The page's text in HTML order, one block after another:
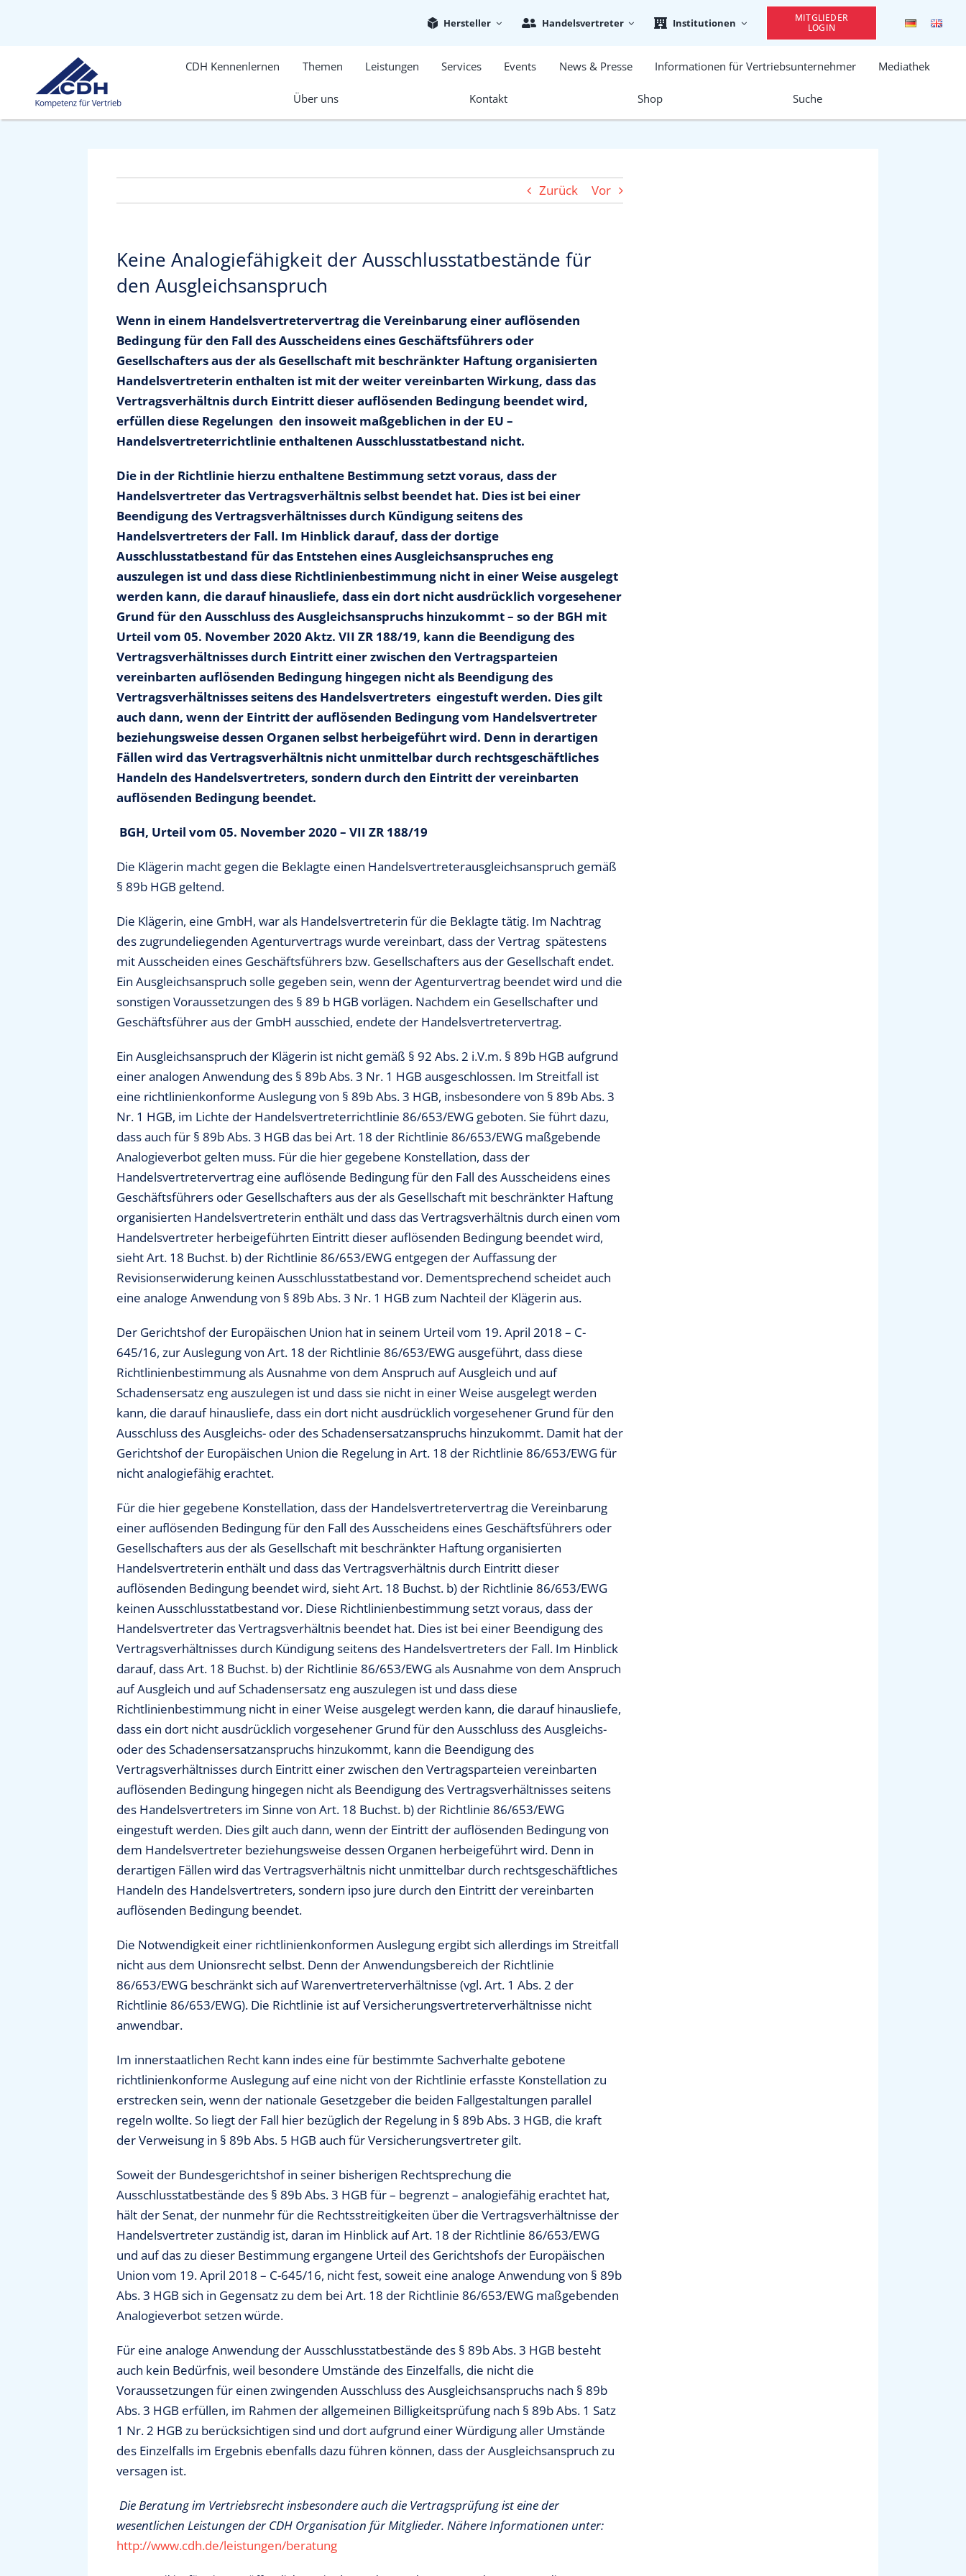
Hersteller Handelsvertreter Institutionen
MITGLIEDER
LOGIN
CDH Kennenlernen Themen Leistungen Services Events News & Presse Informationen für Vertriebsunternehmer Mediathek
Über uns Kontakt Shop Suche
Zurück Vor
Keine Analogiefähigkeit der Ausschlusstatbestände für
den Ausgleichsanspruch
Wenn in einem Handelsvertretervertrag die Vereinbarung einer auflösenden
Bedingung für den Fall des Ausscheidens eines Geschäftsführers oder
Gesellschafters aus der als Gesellschaft mit beschränkter Haftung organisierten
Handelsvertreterin enthalten ist mit der weiter vereinbarten Wirkung, dass das
Vertragsverhältnis durch Eintritt dieser auflösenden Bedingung beendet wird,
erfüllen diese Regelungen den insoweit maßgeblichen in der EU –
Handelsvertreterrichtlinie enthaltenen Ausschlusstatbestand nicht.
Die in der Richtlinie hierzu enthaltene Bestimmung setzt voraus, dass der
Handelsvertreter das Vertragsverhältnis selbst beendet hat. Dies ist bei einer
Beendigung des Vertragsverhältnisses durch Kündigung seitens des
Handelsvertreters der Fall. Im Hinblick darauf, dass der dortige
Ausschlusstatbestand für das Entstehen eines Ausgleichsanspruches eng
auszulegen ist und dass diese Richtlinienbestimmung nicht in einer Weise ausgelegt
werden kann, die darauf hinausliefe, dass ein dort nicht ausdrücklich vorgesehener
Grund für den Ausschluss des Ausgleichsanspruchs hinzukommt – so der BGH mit
Urteil vom 05. November 2020 Aktz. VII ZR 188/19, kann die Beendigung des
Vertragsverhältnisses durch Eintritt einer zwischen den Vertragsparteien
vereinbarten auflösenden Bedingung hingegen nicht als Beendigung des
Vertragsverhältnisses seitens des Handelsvertreters eingestuft werden. Dies gilt
auch dann, wenn der Eintritt der auflösenden Bedingung vom Handelsvertreter
beziehungsweise dessen Organen selbst herbeigeführt wird. Denn in derartigen
Fällen wird das Vertragsverhältnis nicht unmittelbar durch rechtsgeschäftliches
Handeln des Handelsvertreters, sondern durch den Eintritt der vereinbarten
auflösenden Bedingung beendet.
BGH, Urteil vom 05. November 2020 – VII ZR 188/19
Die Klägerin macht gegen die Beklagte einen Handelsvertreterausgleichsanspruch gemäß
§ 89b HGB geltend.
Die Klägerin, eine GmbH, war als Handelsvertreterin für die Beklagte tätig. Im Nachtrag
des zugrundeliegenden Agenturvertrags wurde vereinbart, dass der Vertrag spätestens
mit Ausscheiden eines Geschäftsführers bzw. Gesellschafters aus der Gesellschaft endet.
Ein Ausgleichsanspruch solle gegeben sein, wenn der Agenturvertrag beendet wird und die
sonstigen Voraussetzungen des § 89 b HGB vorlägen. Nachdem ein Gesellschafter und
Geschäftsführer aus der GmbH ausschied, endete der Handelsvertretervertrag.
Ein Ausgleichsanspruch der Klägerin ist nicht gemäß § 92 Abs. 2 i.V.m. § 89b HGB aufgrund
einer analogen Anwendung des § 89b Abs. 3 Nr. 1 HGB ausgeschlossen. Im Streitfall ist
eine richtlinienkonforme Auslegung von § 89b Abs. 3 HGB, insbesondere von § 89b Abs. 3
Nr. 1 HGB, im Lichte der Handelsvertreterrichtlinie 86/653/EWG geboten. Sie führt dazu,
dass auch für § 89b Abs. 3 HGB das bei Art. 18 der Richtlinie 86/653/EWG maßgebende
Analogieverbot gelten muss. Für die hier gegebene Konstellation, dass der
Handelsvertretervertrag eine auflösende Bedingung für den Fall des Ausscheidens eines
Geschäftsführers oder Gesellschafters aus der als Gesellschaft mit beschränkter Haftung
organisierten Handelsvertreterin enthält und dass das Vertragsverhältnis durch einen vom
Handelsvertreter herbeigeführten Eintritt dieser auflösenden Bedingung beendet wird,
sieht Art. 18 Buchst. b) der Richtlinie 86/653/EWG entgegen der Auffassung der
Revisionserwiderung keinen Ausschlusstatbestand vor. Dementsprechend scheidet auch
eine analoge Anwendung von § 89b Abs. 3 Nr. 1 HGB zum Nachteil der Klägerin aus.
Der Gerichtshof der Europäischen Union hat in seinem Urteil vom 19. April 2018 – C-
645/16, zur Auslegung von Art. 18 der Richtlinie 86/653/EWG ausgeführt, dass diese
Richtlinienbestimmung als Ausnahme von dem Anspruch auf Ausgleich und auf
Schadensersatz eng auszulegen ist und dass sie nicht in einer Weise ausgelegt werden
kann, die darauf hinausliefe, dass ein dort nicht ausdrücklich vorgesehener Grund für den
Ausschluss des Ausgleichs- oder des Schadensersatzanspruchs hinzukommt. Damit hat der
Gerichtshof der Europäischen Union die Regelung in Art. 18 der Richtlinie 86/653/EWG für
nicht analogiefähig erachtet.
Für die hier gegebene Konstellation, dass der Handelsvertretervertrag die Vereinbarung
einer auflösenden Bedingung für den Fall des Ausscheidens eines Geschäftsführers oder
Gesellschafters aus der als Gesellschaft mit beschränkter Haftung organisierten
Handelsvertreterin enthält und dass das Vertragsverhältnis durch Eintritt dieser
auflösenden Bedingung beendet wird, sieht Art. 18 Buchst. b) der Richtlinie 86/653/EWG
keinen Ausschlusstatbestand vor. Diese Richtlinienbestimmung setzt voraus, dass der
Handelsvertreter das Vertragsverhältnis beendet hat. Dies ist bei einer Beendigung des
Vertragsverhältnisses durch Kündigung seitens des Handelsvertreters der Fall. Im Hinblick
darauf, dass Art. 18 Buchst. b) der Richtlinie 86/653/EWG als Ausnahme von dem Anspruch
auf Ausgleich und auf Schadensersatz eng auszulegen ist und dass diese
Richtlinienbestimmung nicht in einer Weise ausgelegt werden kann, die darauf hinausliefe,
dass ein dort nicht ausdrücklich vorgesehener Grund für den Ausschluss des Ausgleichs-
oder des Schadensersatzanspruchs hinzukommt, kann die Beendigung des
Vertragsverhältnisses durch Eintritt einer zwischen den Vertragsparteien vereinbarten
auflösenden Bedingung hingegen nicht als Beendigung des Vertragsverhältnisses seitens
des Handelsvertreters im Sinne von Art. 18 Buchst. b) der Richtlinie 86/653/EWG
eingestuft werden. Dies gilt auch dann, wenn der Eintritt der auflösenden Bedingung von
dem Handelsvertreter beziehungsweise dessen Organen herbeigeführt wird. Denn in
derartigen Fällen wird das Vertragsverhältnis nicht unmittelbar durch rechtsgeschäftliches
Handeln des Handelsvertreters, sondern ipso jure durch den Eintritt der vereinbarten
auflösenden Bedingung beendet.
Die Notwendigkeit einer richtlinienkonformen Auslegung ergibt sich allerdings im Streitfall
nicht aus dem Unionsrecht selbst. Denn der Anwendungsbereich der Richtlinie
86/653/EWG beschränkt sich auf Warenvertreterverhältnisse (vgl. Art. 1 Abs. 2 der
Richtlinie 86/653/EWG). Die Richtlinie ist auf Versicherungsvertreterverhältnisse nicht
anwendbar.
Im innerstaatlichen Recht kann indes eine für bestimmte Sachverhalte gebotene
richtlinienkonforme Auslegung auf eine nicht von der Richtlinie erfasste Konstellation zu
erstrecken sein, wenn der nationale Gesetzgeber die beiden Fallgestaltungen parallel
regeln wollte. So liegt der Fall hier bezüglich der Regelung in § 89b Abs. 3 HGB, die kraft
der Verweisung in § 89b Abs. 5 HGB auch für Versicherungsvertreter gilt.
Soweit der Bundesgerichtshof in seiner bisherigen Rechtsprechung die
Ausschlusstatbestände des § 89b Abs. 3 HGB für – begrenzt – analogiefähig erachtet hat,
hält der Senat, der nunmehr für die Rechtsstreitigkeiten über die Vertragsverhältnisse der
Handelsvertreter zuständig ist, daran im Hinblick auf Art. 18 der Richtlinie 86/653/EWG
und auf das zu dieser Bestimmung ergangene Urteil des Gerichtshofs der Europäischen
Union vom 19. April 2018 – C-645/16, nicht fest, soweit eine analoge Anwendung von § 89b
Abs. 3 HGB sich in Gegensatz zu dem bei Art. 18 der Richtlinie 86/653/EWG maßgebenden
Analogieverbot setzen würde.
Für eine analoge Anwendung der Ausschlusstatbestände des § 89b Abs. 3 HGB besteht
auch kein Bedürfnis, weil besondere Umstände des Einzelfalls, die nicht die
Voraussetzungen für einen zwingenden Ausschluss des Ausgleichsanspruchs nach § 89b
Abs. 3 HGB erfüllen, im Rahmen der allgemeinen Billigkeitsprüfung nach § 89b Abs. 1 Satz
1 Nr. 2 HGB zu berücksichtigen sind und dort aufgrund einer Würdigung aller Umstände
des Einzelfalls im Ergebnis ebenfalls dazu führen können, dass der Ausgleichsanspruch zu
versagen ist.
Die Beratung im Vertriebsrecht insbesondere auch die Vertragsprüfung ist eine der
wesentlichen Leistungen der CDH Organisation für Mitglieder. Nähere Informationen unter:
http://www.cdh.de/leistungen/beratung